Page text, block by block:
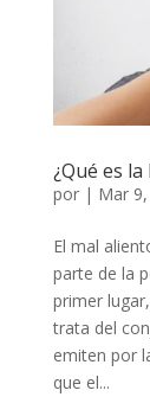
¿Qué es
por | Mar
El mal
parte de la
primer
trata del
emiten por
que el...